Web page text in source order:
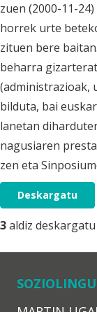
zuen (2000-11-
horrek urte
zituen bere
beharra
(administrazioak,
bilduta, bai
lanetan
nagusiaren
zen eta
Deskargatu
3aldiz deskargatu